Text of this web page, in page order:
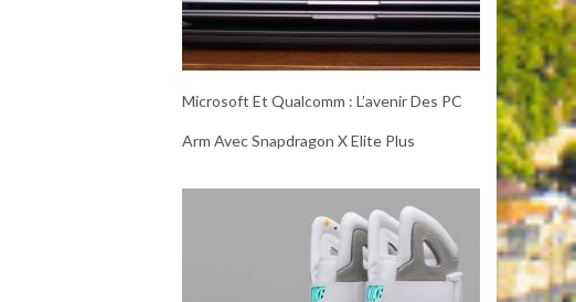
Microsoft Et Qualcomm : L’avenir Des PC
Arm Avec Snapdragon X Elite Plus